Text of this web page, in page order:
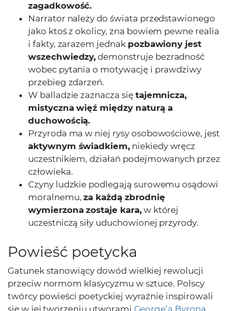
zagadkowość.
Narrator należy do świata przedstawionego
jako ktoś z okolicy, zna bowiem pewne realia
i fakty, zarazem jednak pozbawiony jest
wszechwiedzy, demonstruje bezradność
wobec pytania o motywację i prawdziwy
przebieg zdarzeń.
W balladzie zaznacza się tajemnicza,
mistyczna więź między naturą a
duchowością.
Przyroda ma w niej rysy osobowościowe, jest
aktywnym świadkiem, niekiedy wręcz
uczestnikiem, działań podejmowanych przez
człowieka.
Czyny ludzkie podlegają surowemu osądowi
moralnemu,za każdą zbrodnię
wymierzona zostaje kara,w której
uczestniczą siły uduchowionej przyrody.
Powieść poetycka
Gatunek stanowiący dowód wielkiej rewolucji
przeciw normom klasycyzmu w sztuce. Polscy
twórcy powieści poetyckiej wyraźnie inspirowali